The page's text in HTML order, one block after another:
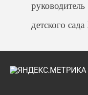
руководитель
детского